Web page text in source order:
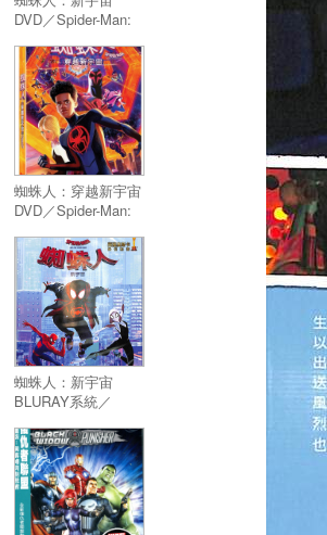
DVD／Spider-Man:
Verse
蜘蛛人：穿越新宇宙
DVD／Spider-Man:
Verse
蜘蛛人：新宇宙
BLURAY系統／
The Spider-Verse